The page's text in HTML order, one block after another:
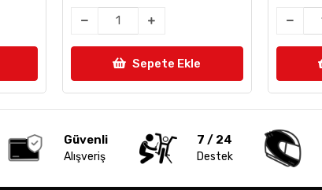
Sepete Ekle
Güvenli
Alışveriş
7 / 24
Destek